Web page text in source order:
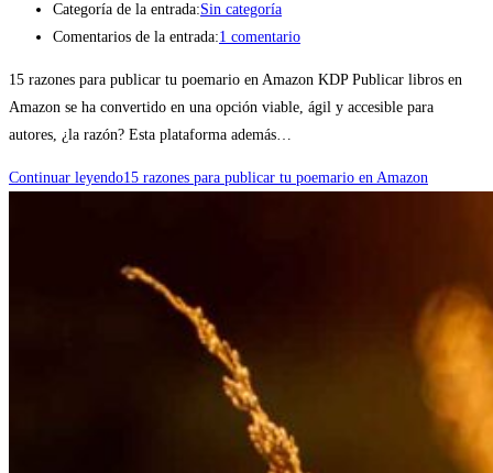
Categoría de la entrada:Sin categoría
Comentarios de la entrada:1 comentario
15 razones para publicar tu poemario en Amazon KDP Publicar libros en
Amazon se ha convertido en una opción viable, ágil y accesible para
autores, ¿la razón? Esta plataforma además…
Continuar leyendo15 razones para publicar tu poemario en Amazon